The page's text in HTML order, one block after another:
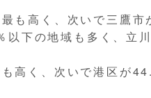
も高く、次いで三鷹市
下の地域も多く、立
高く、次いで港区が